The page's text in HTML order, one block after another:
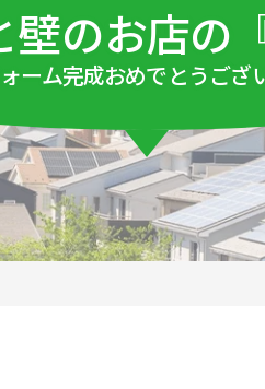
壁のお店の
ーム完成おめでとうござ